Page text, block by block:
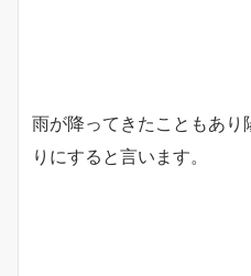
雨が降ってきたこともあ
りにすると言います。